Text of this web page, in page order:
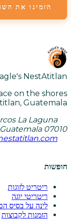
הזמינו את
NestAtitlan
on the shores
Guatemala.
La Laguna
07010
חופשות
ריטריט לזוגות
ריטריטי יוגה
לינה על בסיס
הזמנות לקבוצות